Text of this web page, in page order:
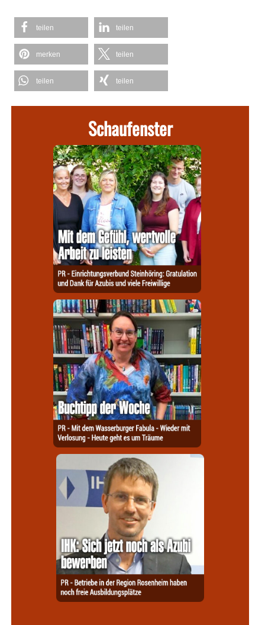
teilen teilen
merken teilen
teilen teilen
Schaufenster